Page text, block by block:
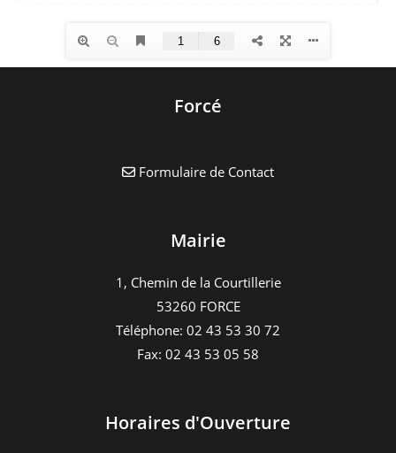
Forcé
Formulaire de Contact
Mairie
1, Chemin de la Courtillerie
53260 FORCE
Téléphone: 02 43 53 30 72
Fax: 02 43 53 05 58
Horaires d'Ouverture